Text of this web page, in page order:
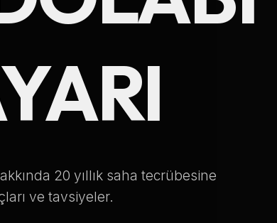
20 yıllık saha tecrübesine
ve tavsiyeler.
Telefon Numarası
Hizmet Türü